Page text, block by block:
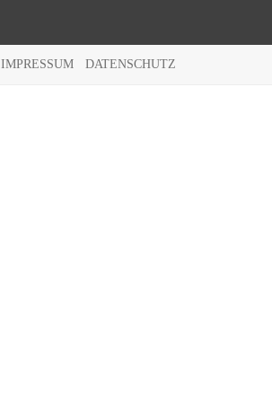
IMPRESSUM DATENSCHUTZ